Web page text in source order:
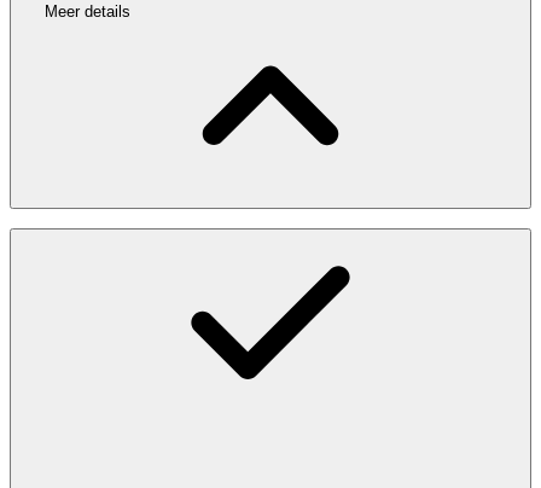
Meer details